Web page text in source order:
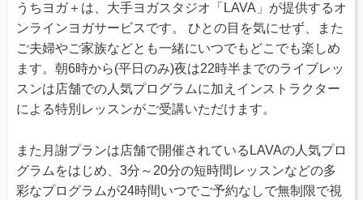
うちヨガ＋は、大手ヨガスタジオ「LAVA」が提供するオ
ンラインヨガサービスです。 ひとの目を気にせず、また
ご夫婦やご家族などとも一緒にいつでもどこでも楽しめ
ます。朝6時から(平日のみ)夜は22時半までのライブレッ
スンは店舗での人気プログラムに加えインストラクター
による特別レッスンがご受講いただけます。
また月謝プランは店舗で開催されているLAVAの人気プロ
グラムをはじめ、3分～20分の短時間レッスンなどの多
彩なプログラムが24時間いつでご予約なしで無制限で視